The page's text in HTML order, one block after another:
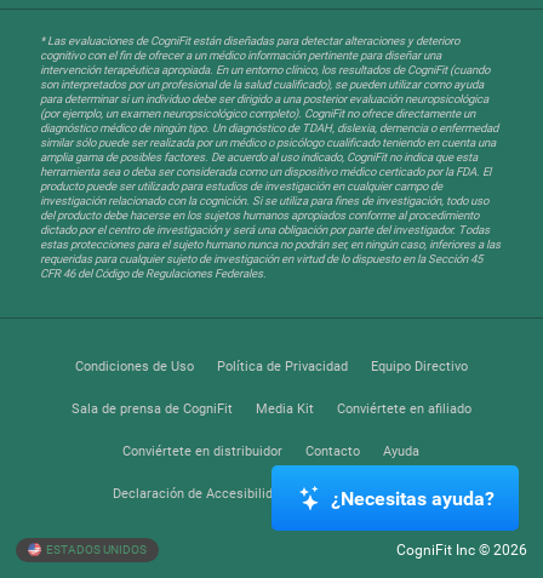
* Las evaluaciones de CogniFit están diseñadas para detectar alteraciones y deterioro
cognitivo con el fin de ofrecer a un médico información pertinente para diseñar una
intervención terapéutica apropiada. En un entorno clínico, los resultados de CogniFit (cuando
son interpretados por un profesional de la salud cualificado), se pueden utilizar como ayuda
para determinar si un individuo debe ser dirigido a una posterior evaluación neuropsicológica
(por ejemplo, un examen neuropsicológico completo). CogniFit no ofrece directamente un
diagnóstico médico de ningún tipo. Un diagnóstico de TDAH, dislexia, demencia o enfermedad
similar sólo puede ser realizada por un médico o psicólogo cualificado teniendo en cuenta una
amplia gama de posibles factores. De acuerdo al uso indicado, CogniFit no indica que esta
herramienta sea o deba ser considerada como un dispositivo médico certicado por la FDA. El
producto puede ser utilizado para estudios de investigación en cualquier campo de
investigación relacionado con la cognición. Si se utiliza para fines de investigación, todo uso
del producto debe hacerse en los sujetos humanos apropiados conforme al procedimiento
dictado por el centro de investigación y será una obligación por parte del investigador. Todas
estas protecciones para el sujeto humano nunca no podrán ser, en ningún caso, inferiores a las
requeridas para cualquier sujeto de investigación en virtud de lo dispuesto en la Sección 45
CFR 46 del Código de Regulaciones Federales.
Condiciones de Uso Política de Privacidad Equipo Directivo
Sala de prensa de CogniFit Media Kit Conviértete en afiliado
Conviértete en distribuidor Contacto Ayuda
Declaración de Accesibilidad Centro de Confianza
ESTADOS UNIDOS CogniFit Inc © 2026
¿Necesitas ayuda?